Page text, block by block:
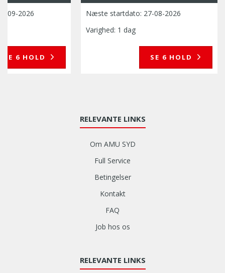
09-2026
SE 6 HOLD
Næste startdato: 27-08-2026
Varighed: 1 dag
SE 6 HOLD
RELEVANTE LINKS
Om AMU SYD
Full Service
Betingelser
Kontakt
FAQ
Job hos os
RELEVANTE LINKS